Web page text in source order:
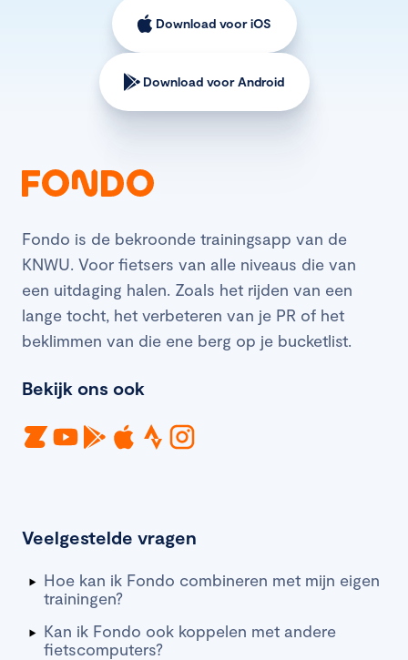
Download voor iOS
Download voor Android
Fondo is de bekroonde trainingsapp van de
KNWU. Voor fietsers van alle niveaus die van
een uitdaging halen. Zoals het rijden van een
lange tocht, het verbeteren van je PR of het
beklimmen van die ene berg op je bucketlist.
Bekijk ons ook
Veelgestelde vragen
Hoe kan ik Fondo combineren met mijn eigen
trainingen?
Kan ik Fondo ook koppelen met andere
fietscomputers?